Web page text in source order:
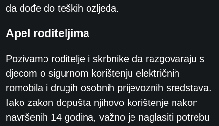
da dođe do teških ozljeda.
Apel roditeljima
Pozivamo roditelje i skrbnike da razgovaraju s
djecom o sigurnom korištenju električnih
romobila i drugih osobnih prijevoznih sredstava.
Iako zakon dopušta njihovo korištenje nakon
navršenih 14 godina, važno je naglasiti potrebu